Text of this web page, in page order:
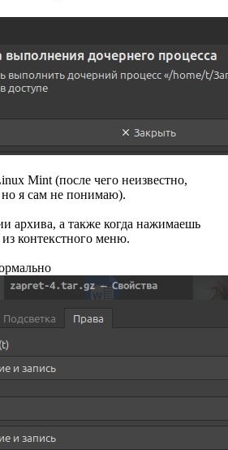
Mint (после чего неизвестно,
я сам не понимаю).
архива, а также когда нажимаешь
контекстного меню.